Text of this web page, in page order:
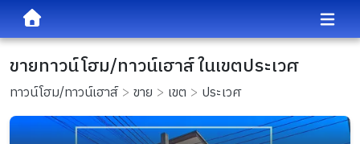
ขายทาวน์โฮม/ทาวน์เฮาส์ ในเขตประเวศ
ทาวน์โฮม/ทาวน์เฮาส์ ขาย เขต ประเวศ